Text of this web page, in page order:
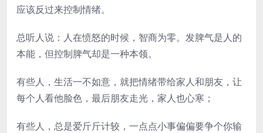
应该反过来控制情绪。
总听人说：人在愤怒的时候，智商为零。发脾气是人的
本能，但控制脾气却是一种本领。
有些人，生活一不如意，就把情绪带给家人和朋友，让
每个人看他脸色，最后朋友走光，家人也心寒；
有些人，总是爱斤斤计较，一点点小事偏偏要争个你输